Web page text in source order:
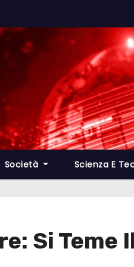
Società Scienza E
Si Teme